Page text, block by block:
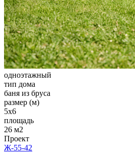
одноэтажный
тип дома
баня из бруса
размер (м)
5х6
площадь
26 м2
Проект
Ж-55-42